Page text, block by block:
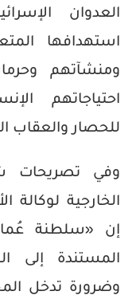
العدوان
استهدافها
ومنشآتهم
احتياجاتهم
للحصار والعقاب
وفي تصريحات
الخارجية لوكالة
إن «سلطنة
المستندة إلى
وضرورة تدخل